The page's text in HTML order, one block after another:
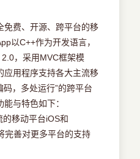
费、开源、跨平台的移
以C++作为开发语言，
，采用MVC框架模
应用程序支持各大主流移
，多处运行”的跨平台
与特色如下：
移动平台iOS和
完善对更多平台的支持